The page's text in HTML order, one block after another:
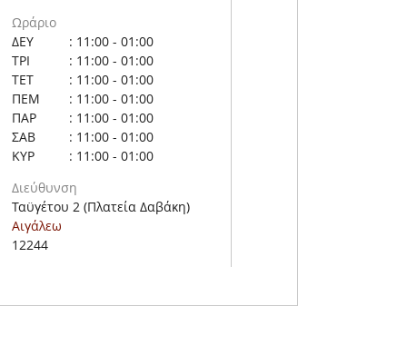
Ωράριο
ΔΕΥ
: 11:00 - 01:00
ΤΡΙ
: 11:00 - 01:00
ΤΕΤ
: 11:00 - 01:00
ΠΕΜ
: 11:00 - 01:00
ΠΑΡ
: 11:00 - 01:00
ΣΑΒ
: 11:00 - 01:00
ΚΥΡ
: 11:00 - 01:00
Διεύθυνση
Ταϋγέτου 2 (Πλατεία Δαβάκη)
Αιγάλεω
12244